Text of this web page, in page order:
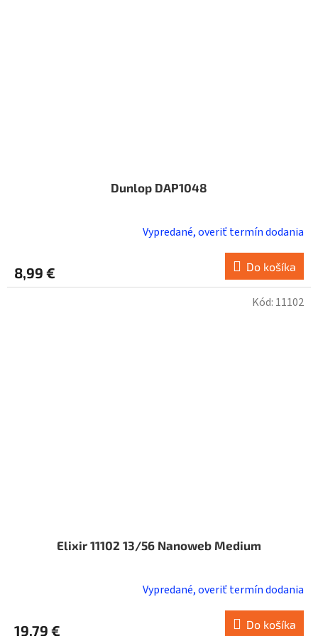
Dunlop DAP1048
Vypredané, overiť termín dodania
8,99 € Do košíka
Elixir 11102 13/56 Nanoweb Medium
Vypredané, overiť termín dodania
19,79 € Do košíka
Kód: 11102